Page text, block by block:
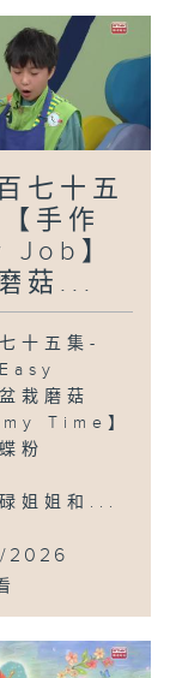
，你都
啊！
七十五
手作
Job】
菇...
十五集-
栽磨菇
Time】
粉
姐姐和...
2026